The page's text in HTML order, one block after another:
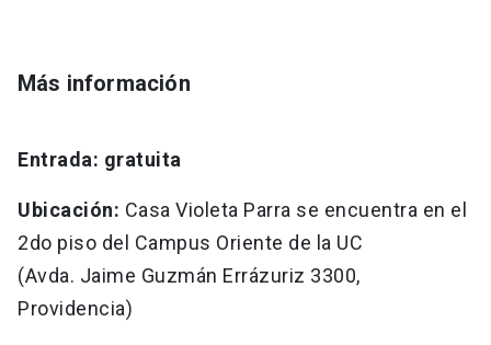
Más información
Entrada: gratuita
Ubicación: Casa Violeta Parra se encuentra en el
2do piso del Campus Oriente de la UC
(Avda. Jaime Guzmán Errázuriz 3300,
Providencia)